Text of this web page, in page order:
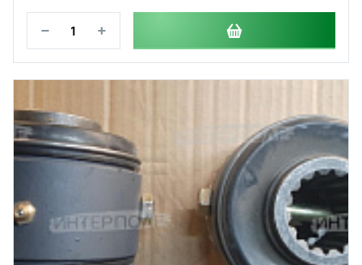
− +